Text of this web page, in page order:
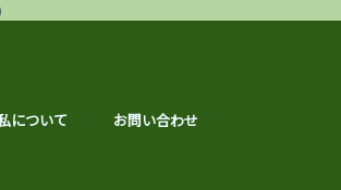
について お問い合わせ